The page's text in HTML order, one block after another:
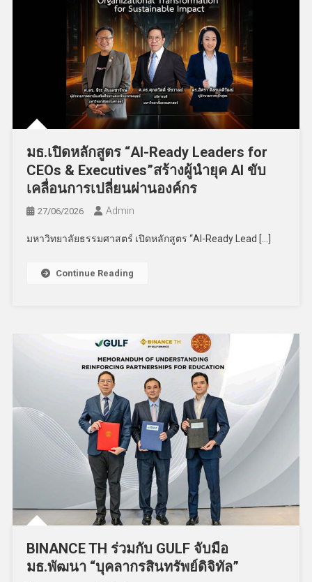
มธ.เปิดหลักสูตร “AI-Ready Leaders for
CEOs & Executives”สร้างผู้นำยุค AI ขับ
เคลื่อนการเปลี่ยนผ่านองค์กร
27/06/2026 Admin
มหาวิทยาลัยธรรมศาสตร์ เปิดหลักสูตร “AI-Ready Lead […]
Continue Reading
BINANCE TH ร่วมกับ GULF จับมือ
มธ.พัฒนา “บุคลากรสินทรัพย์ดิจิทัล”